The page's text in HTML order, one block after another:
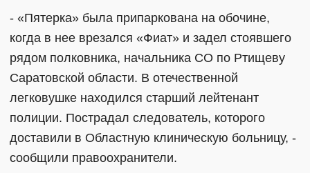
- «Пятерка» была припаркована на обочине,
когда в нее врезался «Фиат» и задел стоявшего
рядом полковника, начальника СО по Ртищеву
Саратовской области. В отечественной
легковушке находился старший лейтенант
полиции. Пострадал следователь, которого
доставили в Областную клиническую больницу, -
сообщили правоохранители.